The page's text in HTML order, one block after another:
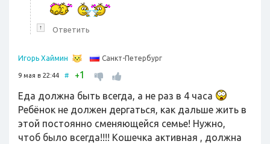
↑ Ответить
Игорь Хаймин Санкт-Петербург
9 мая в 22:44 # +1
Еда должна быть всегда, а не раз в 4 часа
Ребёнок не должен дергаться, как дальше жить в
этой постоянно сменяющейся семье! Нужно,
чтоб было всегда!!!! Кошечка активная , должна